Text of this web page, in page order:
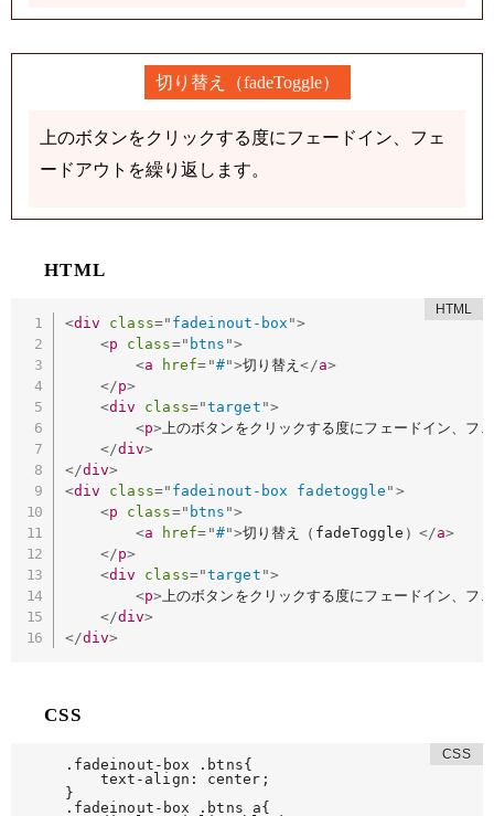
切り替え（fadeToggle）
上のボタンをクリックする度にフェードイン、フェ
ードアウトを繰り返します。
HTML
<div class=" fadeinout-box ">
<p class=" btns ">
<a href= "#">切り替え</a>
</p>
<div class="target ">
<p>上のボタンをクリックする度にフェードイン、フ
</div>
</div>
<div class=" fadeinout-box fadetoggle " >
<p class=" btns ">
<a href= "#">切り替え（fadeToggle） </a>
</p>
<div class="target ">
<p>上のボタンをクリックする度にフェードイン、フ
</div>
</div>
CSS
.fadeinout-box .btns{
}
.fadeinout-box .btns a{